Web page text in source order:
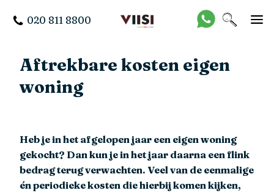
020 811 8800
Aftrekbare kosten eigen
woning
Heb je in het afgelopen jaar een eigen woning
gekocht? Dan kun je in het jaar daarna een flink
bedrag terug verwachten. Veel van de eenmalige
én periodieke kosten die hierbij komen kijken,